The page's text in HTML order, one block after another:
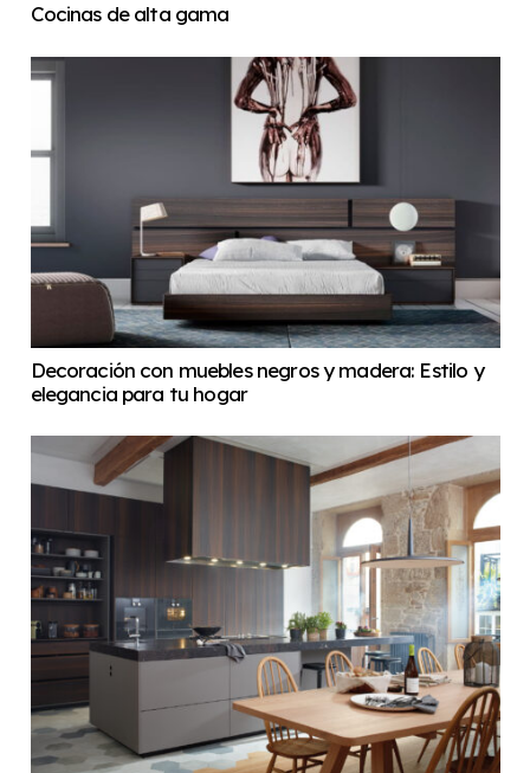
Cocinas de alta gama
Decoración con muebles negros y madera: Estilo y
elegancia para tu hogar